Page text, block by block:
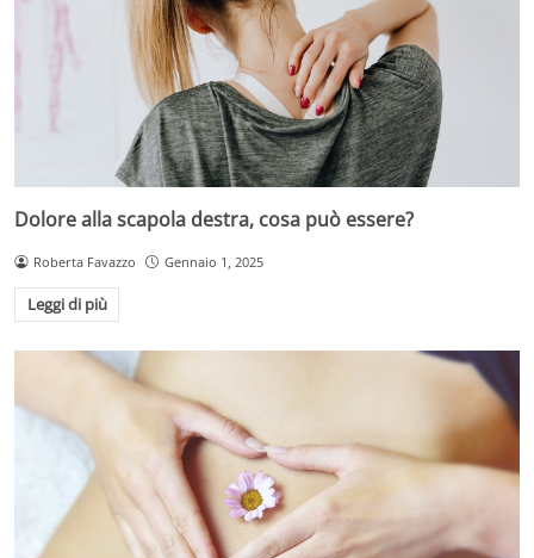
Dolore alla scapola destra, cosa può essere?
Roberta Favazzo Gennaio 1, 2025
Leggi di più